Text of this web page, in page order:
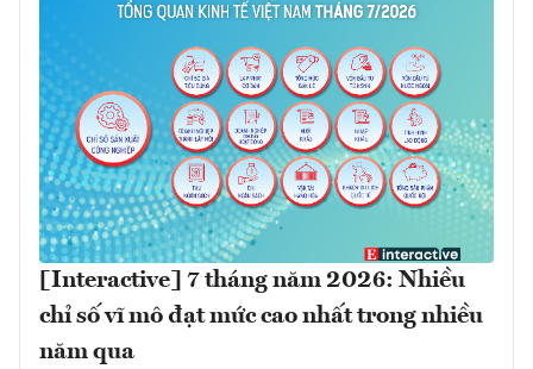
[Interactive] 7 tháng năm 2026: Nhiều
chỉ số vĩ mô đạt mức cao nhất trong nhiều
năm qua